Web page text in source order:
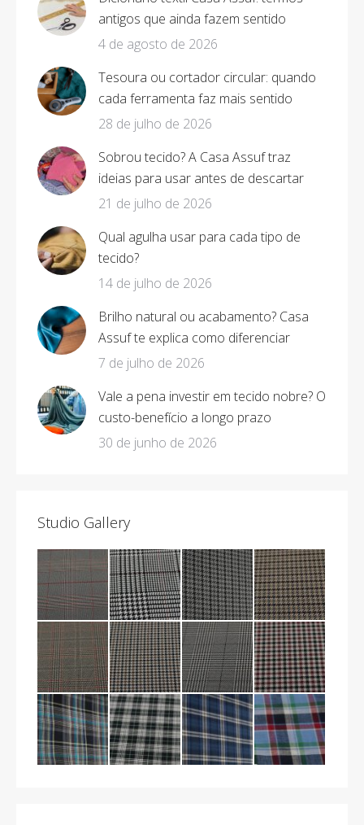
antigos que ainda fazem sentido
4 de agosto de 2026
Tesoura ou cortador circular: quando
cada ferramenta faz mais sentido
28 de julho de 2026
Sobrou tecido? A Casa Assuf traz
ideias para usar antes de descartar
21 de julho de 2026
Qual agulha usar para cada tipo de
tecido?
14 de julho de 2026
Brilho natural ou acabamento? Casa
Assuf te explica como diferenciar
7 de julho de 2026
Vale a pena investir em tecido nobre? O
custo-benefício a longo prazo
30 de junho de 2026
Studio Gallery